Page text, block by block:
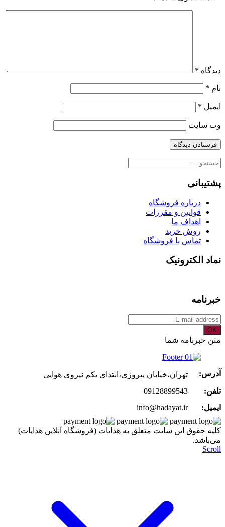
0175F705C0FB
دیدگاه *
نام *
ایمیل *
وب‌ سایت
جستجو
پشتیبانی
درباره فروشگاه
قوانین و مقررات
اهداف ما
روش خرید
تماس با فروشگاه
نماد الکترونیک
خبرنامه
OK
متن خبرنامه شما
آدرس:
تهران،خیابان پیروزی،ابتدای یکم نیروی هوایی
تلفن:
09128899543
ایمیل:
info@hadayat.ir
کليه حقوق اين سايت متعلق به هدایات (فروشگاه آنلاین هدایات)
می‌باشد.
Scroll